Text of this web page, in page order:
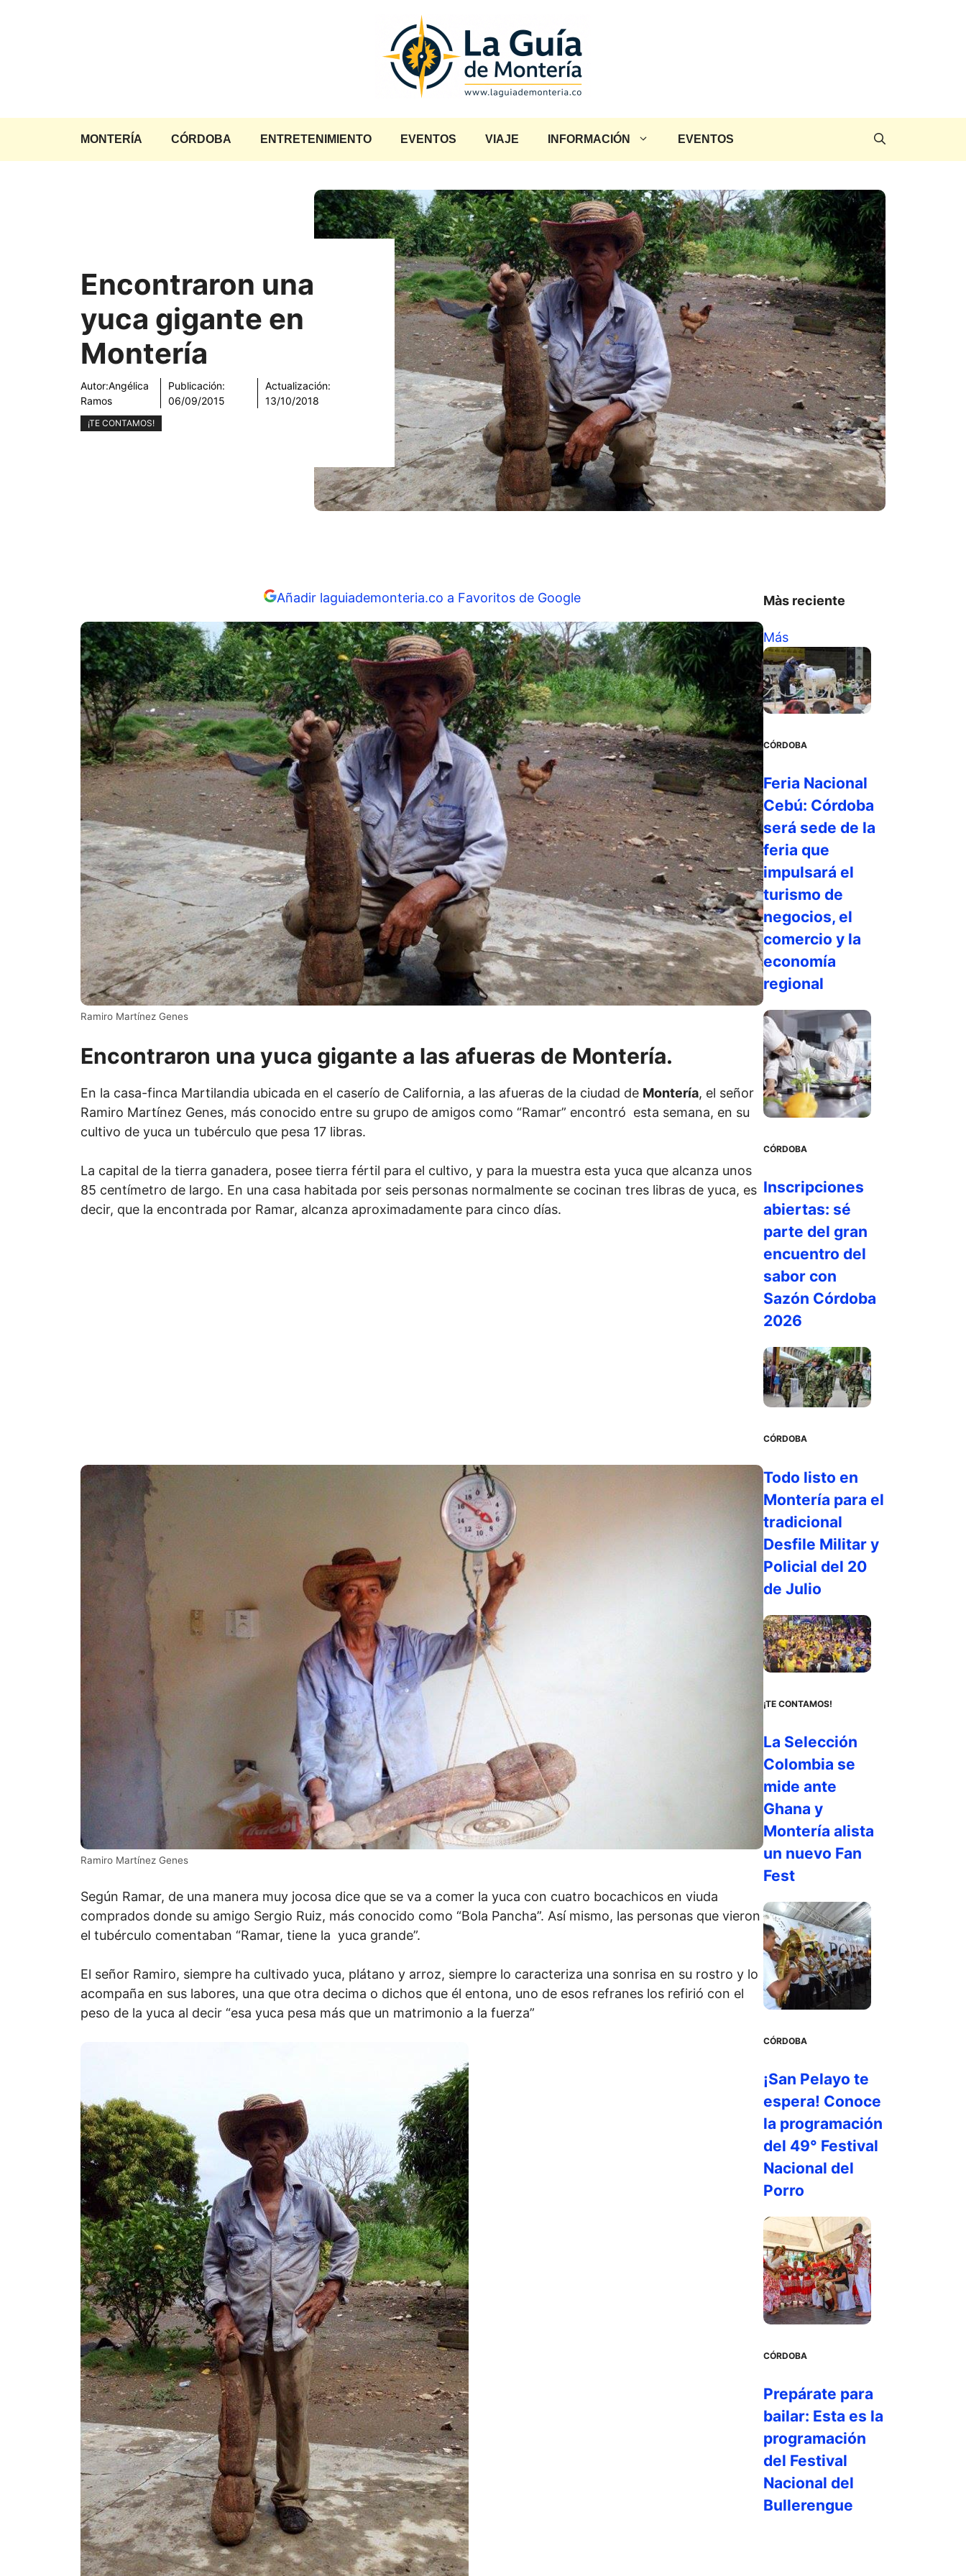
MONTERÍA CÓRDOBA ENTRETENIMIENTO EVENTOS VIAJE INFORMACIÓN EVENTOS
Encontraron una
yuca gigante en
Montería
Autor:Angélica
Ramos
Publicación:
06/09/2015
Actualización:
13/10/2018
¡TE CONTAMOS!
Añadir laguiademonteria.co a Favoritos de Google
Ramiro Martínez Genes
Encontraron una yuca gigante a las afueras de Montería.
En la casa-finca Martilandia ubicada en el caserío de California, a las afueras de la ciudad de Montería, el señor
Ramiro Martínez Genes, más conocido entre su grupo de amigos como “Ramar” encontró esta semana, en su
cultivo de yuca un tubérculo que pesa 17 libras.
La capital de la tierra ganadera, posee tierra fértil para el cultivo, y para la muestra esta yuca que alcanza unos
85 centímetro de largo. En una casa habitada por seis personas normalmente se cocinan tres libras de yuca, es
decir, que la encontrada por Ramar, alcanza aproximadamente para cinco días.
Ramiro Martínez Genes
Según Ramar, de una manera muy jocosa dice que se va a comer la yuca con cuatro bocachicos en viuda
comprados donde su amigo Sergio Ruiz, más conocido como “Bola Pancha”. Así mismo, las personas que vieron
el tubérculo comentaban “Ramar, tiene la yuca grande”.
El señor Ramiro, siempre ha cultivado yuca, plátano y arroz, siempre lo caracteriza una sonrisa en su rostro y lo
acompaña en sus labores, una que otra decima o dichos que él entona, uno de esos refranes los refirió con el
peso de la yuca al decir “esa yuca pesa más que un matrimonio a la fuerza”
Màs reciente
Más
CÓRDOBA
Feria Nacional
Cebú: Córdoba
será sede de la
feria que
impulsará el
turismo de
negocios, el
comercio y la
economía
regional
CÓRDOBA
Inscripciones
abiertas: sé
parte del gran
encuentro del
sabor con
Sazón Córdoba
2026
CÓRDOBA
Todo listo en
Montería para el
tradicional
Desfile Militar y
Policial del 20
de Julio
¡TE CONTAMOS!
La Selección
Colombia se
mide ante
Ghana y
Montería alista
un nuevo Fan
Fest
CÓRDOBA
¡San Pelayo te
espera! Conoce
la programación
del 49° Festival
Nacional del
Porro
CÓRDOBA
Prepárate para
bailar: Esta es la
programación
del Festival
Nacional del
Bullerengue